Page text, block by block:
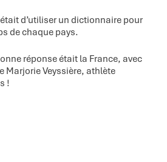
d’utiliser un dictionnaire pour
de chaque pays.
réponse était la France, avec
Marjorie Veyssière, athlète
!